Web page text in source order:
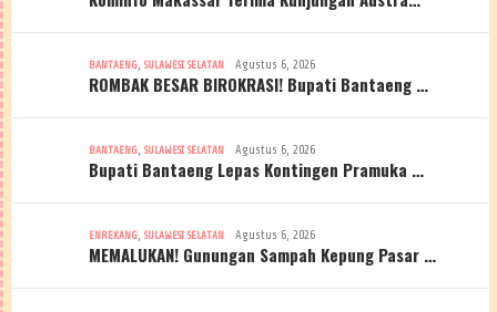
BANTAENG, SULAWESI SELATAN Agustus 6, 2026
ROMBAK BESAR BIROKRASI! Bupati Bantaeng …
BANTAENG, SULAWESI SELATAN Agustus 6, 2026
Bupati Bantaeng Lepas Kontingen Pramuka …
ENREKANG, SULAWESI SELATAN Agustus 6, 2026
MEMALUKAN! Gunungan Sampah Kepung Pasar …